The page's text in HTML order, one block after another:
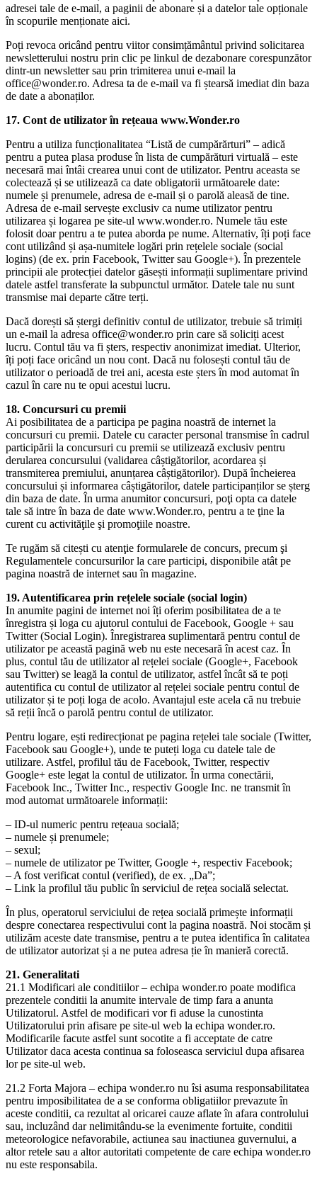
adresei tale de e-mail, a paginii de abonare și a datelor tale opționale
în scopurile menționate aici.
Poți revoca oricând pentru viitor consimțământul privind solicitarea
newsletterului nostru prin clic pe linkul de dezabonare corespunzător
dintr-un newsletter sau prin trimiterea unui e-mail la
office@wonder.ro. Adresa ta de e-mail va fi ștearsă imediat din baza
de date a abonaților.
17. Cont de utilizator în rețeaua www.Wonder.ro
Pentru a utiliza funcționalitatea “Listă de cumpărărturi” – adică
pentru a putea plasa produse în lista de cumpărături virtuală – este
necesară mai întâi crearea unui cont de utilizator. Pentru aceasta se
colectează și se utilizează ca date obligatorii următoarele date:
numele și prenumele, adresa de e-mail și o parolă aleasă de tine.
Adresa de e-mail servește exclusiv ca nume utilizator pentru
utilizarea și logarea pe site-ul www.wonder.ro. Numele tău este
folosit doar pentru a te putea aborda pe nume. Alternativ, îți poți face
cont utilizând și așa-numitele logări prin rețelele sociale (social
logins) (de ex. prin Facebook, Twitter sau Google+). În prezentele
principii ale protecției datelor găsești informații suplimentare privind
datele astfel transferate la subpunctul următor. Datele tale nu sunt
transmise mai departe către terți.
Dacă dorești să ștergi definitiv contul de utilizator, trebuie să trimiți
un e-mail la adresa office@wonder.ro prin care să soliciți acest
lucru. Contul tău va fi șters, respectiv anonimizat imediat. Ulterior,
îți poți face oricând un nou cont. Dacă nu folosești contul tău de
utilizator o perioadă de trei ani, acesta este șters în mod automat în
cazul în care nu te opui acestui lucru.
18. Concursuri cu premii
Ai posibilitatea de a participa pe pagina noastră de internet la
concursuri cu premii. Datele cu caracter personal transmise în cadrul
participării la concursuri cu premii se utilizează exclusiv pentru
derularea concursului (validarea câștigătorilor, acordarea și
transmiterea premiului, anunțarea câștigătorilor). După încheierea
concursului și informarea câștigătorilor, datele participanților se șterg
din baza de date. În urma anumitor concursuri, poţi opta ca datele
tale să intre în baza de date www.Wonder.ro, pentru a te ţine la
curent cu activităţile şi promoţiile noastre.
Te rugăm să citești cu atenţie formularele de concurs, precum şi
Regulamentele concursurilor la care participi, disponibile atât pe
pagina noastră de internet sau în magazine.
19. Autentificarea prin rețelele sociale (social login)
In anumite pagini de internet noi îți oferim posibilitatea de a te
înregistra și loga cu ajutorul contului de Facebook, Google + sau
Twitter (Social Login). Înregistrarea suplimentară pentru contul de
utilizator pe această pagină web nu este necesară în acest caz. În
plus, contul tău de utilizator al rețelei sociale (Google+, Facebook
sau Twitter) se leagă la contul de utilizator, astfel încât să te poți
autentifica cu contul de utilizator al rețelei sociale pentru contul de
utilizator și te poți loga de acolo. Avantajul este acela că nu trebuie
să reții încă o parolă pentru contul de utilizator.
Pentru logare, ești redirecționat pe pagina rețelei tale sociale (Twitter,
Facebook sau Google+), unde te puteți loga cu datele tale de
utilizare. Astfel, profilul tău de Facebook, Twitter, respectiv
Google+ este legat la contul de utilizator. În urma conectării,
Facebook Inc., Twitter Inc., respectiv Google Inc. ne transmit în
mod automat următoarele informații:
– ID-ul numeric pentru rețeaua socială;
– numele și prenumele;
– sexul;
– numele de utilizator pe Twitter, Google +, respectiv Facebook;
– A fost verificat contul (verified), de ex. „Da”;
– Link la profilul tău public în serviciul de rețea socială selectat.
În plus, operatorul serviciului de rețea socială primește informații
despre conectarea respectivului cont la pagina noastră. Noi stocăm și
utilizăm aceste date transmise, pentru a te putea identifica în calitatea
de utilizator autorizat și a ne putea adresa ție în manieră corectă.
21. Generalitati
21.1 Modificari ale conditiilor – echipa wonder.ro poate modifica
prezentele conditii la anumite intervale de timp fara a anunta
Utilizatorul. Astfel de modificari vor fi aduse la cunostinta
Utilizatorului prin afisare pe site-ul web la echipa wonder.ro.
Modificarile facute astfel sunt socotite a fi acceptate de catre
Utilizator daca acesta continua sa foloseasca serviciul dupa afisarea
lor pe site-ul web.
21.2 Forta Majora – echipa wonder.ro nu îsi asuma responsabilitatea
pentru imposibilitatea de a se conforma obligatiilor prevazute în
aceste conditii, ca rezultat al oricarei cauze aflate în afara controlului
sau, incluzând dar nelimitându-se la evenimente fortuite, conditii
meteorologice nefavorabile, actiunea sau inactiunea guvernului, a
altor retele sau a altor autoritati competente de care echipa wonder.ro
nu este responsabila.